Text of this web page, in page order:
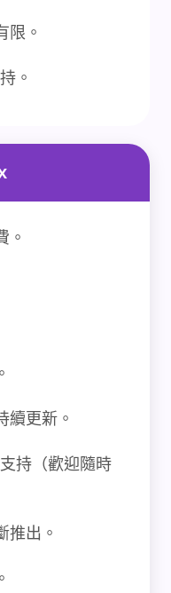
限。
。
。
續更新。
持（歡迎隨時
推出。